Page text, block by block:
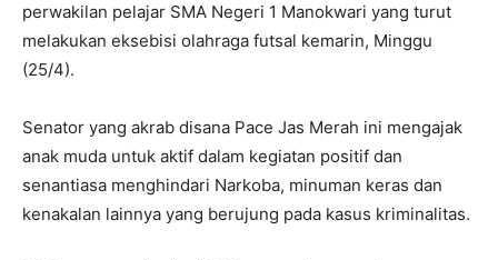
perwakilan pelajar SMA Negeri 1 Manokwari yang turut
melakukan eksebisi olahraga futsal kemarin, Minggu
(25/4).
Senator yang akrab disana Pace Jas Merah ini mengajak
anak muda untuk aktif dalam kegiatan positif dan
senantiasa menghindari Narkoba, minuman keras dan
kenakalan lainnya yang berujung pada kasus kriminalitas.